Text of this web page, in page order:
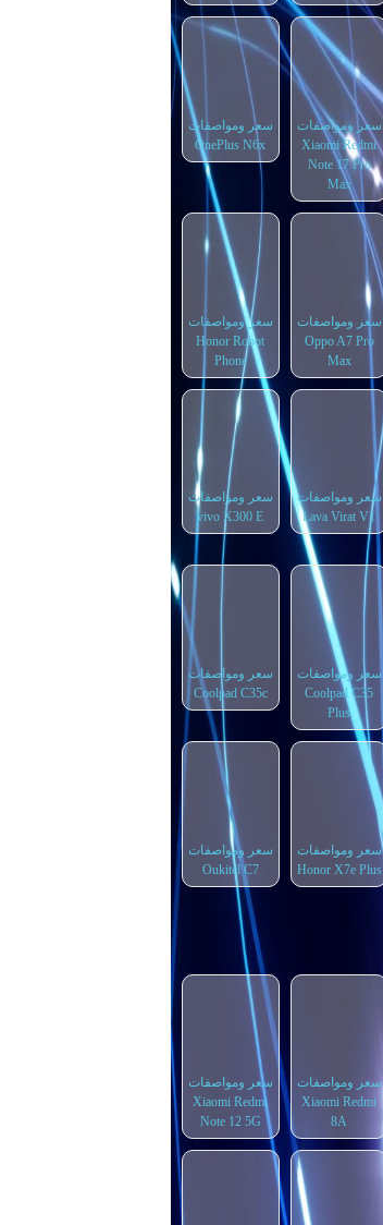
سعر ومواصفات
Xiaomi Redmi
Note 17 Pro
Max
سعر ومواصفات
OnePlus N6x
سعر ومواصفات
Oppo A7 Pro
Max
سعر ومواصفات
Honor Robot
Phone
سعر ومواصفات
Lava Virat V1
سعر ومواصفات
vivo X300 E
سعر ومواصفات
Coolpad C35
Plus
سعر ومواصفات
Coolpad C35c
سعر ومواصفات
Honor X7e Plus
سعر ومواصفات
Oukitel C7
سعر ومواصفات
Xiaomi Redmi
8A
سعر ومواصفات
Xiaomi Redmi
Note 12 5G